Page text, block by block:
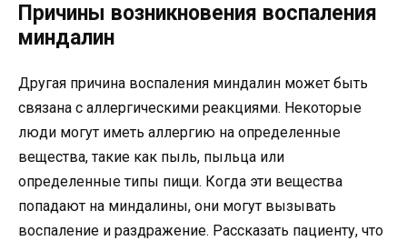
Причины возникновения воспаления
миндалин
Другая причина воспаления миндалин может быть
связана с аллергическими реакциями. Некоторые
люди могут иметь аллергию на определенные
вещества, такие как пыль, пыльца или
определенные типы пищи. Когда эти вещества
попадают на миндалины, они могут вызывать
воспаление и раздражение. Рассказать пациенту, что